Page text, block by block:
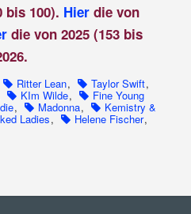
bis 100). Hier die von
die von 2025 (153 bis
Ritter Lean, Taylor Swift,
KIm Wilde, Fine Young
, Madonna, Kemistry &
Ladies, Helene Fischer,